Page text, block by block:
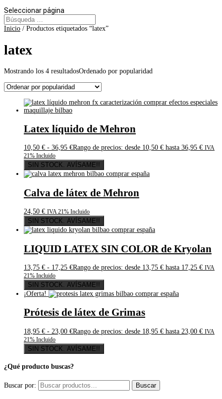
Seleccionar página
Inicio / Productos etiquetados “latex”
latex
Mostrando los 4 resultadosOrdenado por popularidad
Latex líquido de Mehron
10,50 € - 36,95 €Rango de precios: desde 10,50 € hasta 36,95 € IVA
21% Incluido
SIN STOCK. AVÍSAME!!
Calva de látex de Mehron
24,50 € IVA 21% Incluido
SIN STOCK. AVÍSAME!!
LIQUID LATEX SIN COLOR de Kryolan
13,75 € - 17,25 €Rango de precios: desde 13,75 € hasta 17,25 € IVA
21% Incluido
SIN STOCK. AVÍSAME!!
¡Oferta!
Prótesis de látex de Grimas
18,95 € - 23,00 €Rango de precios: desde 18,95 € hasta 23,00 € IVA
21% Incluido
SIN STOCK. AVÍSAME!!
¿Qué producto buscas?
Buscar por: Buscar